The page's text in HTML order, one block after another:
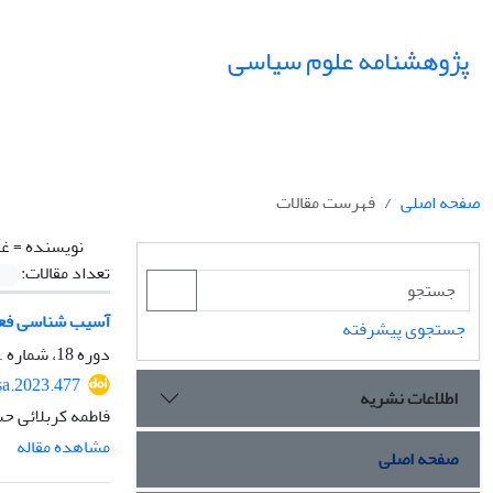
پژوهشنامه علوم سیاسی
صفحه اصلی
فهرست مقالات
نویسنده =
تعداد مقالات:
آسیب شناسی
دوره 18، شماره 1، زمستان 1401، صفحه
فاطمه کربلائی
مشاهده مقاله
جستجوی پیشرفته
اطلاعات نشریه
صفحه اصلی